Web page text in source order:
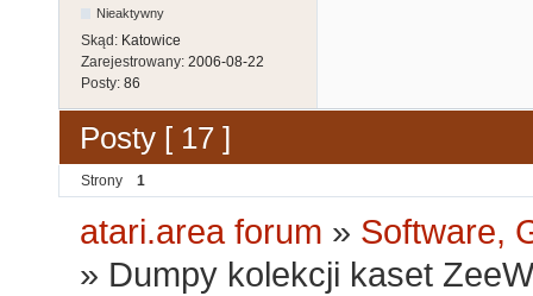
Nieaktywny
Skąd: Katowice
Zarejestrowany: 2006-08-22
Posty: 86
Posty [ 17 ]
Strony 1
atari.area forum » Software,
» Dumpy kolekcji kaset